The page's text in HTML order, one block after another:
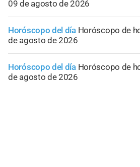
09 de agosto de 2026
Horóscopo del día Horóscopo de
de agosto de 2026
Horóscopo del día Horóscopo de
de agosto de 2026